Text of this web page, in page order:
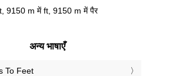
9150 m में ft, 9150 m में पैर
अन्य भाषाएँ
To Feet